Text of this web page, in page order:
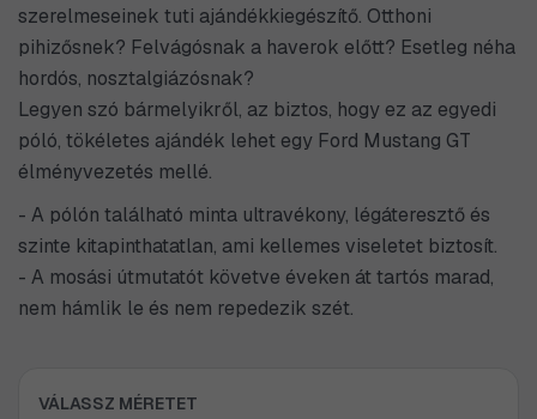
szerelmeseinek tuti ajándékkiegészítő. Otthoni
pihizősnek? Felvágósnak a haverok előtt? Esetleg néha
hordós, nosztalgiázósnak?
Legyen szó bármelyikről, az biztos, hogy ez az egyedi
póló, tökéletes ajándék lehet egy Ford Mustang GT
élményvezetés mellé.
- A pólón található minta ultravékony, légáteresztő és
szinte kitapinthatatlan, ami kellemes viseletet biztosít.
- A mosási útmutatót követve éveken át tartós marad,
nem hámlik le és nem repedezik szét.
VÁLASSZ MÉRETET